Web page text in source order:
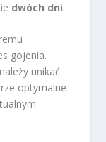
dwóch dni.
gojenia.
unikać
optymalne